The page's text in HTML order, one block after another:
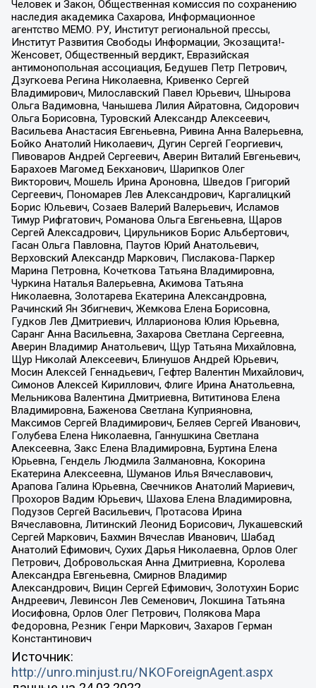
Человек и Закон, Общественная комиссия по сохранению
наследия академика Сахарова, Информационное
агентство МЕМО. РУ, Институт региональной прессы,
Институт Развития Свободы Информации, Экозащита!-
Женсовет, Общественный вердикт, Евразийская
антимонопольная ассоциация, Бедушев Петр Петрович,
Дзугкоева Регина Николаевна, Кривенко Сергей
Владимирович, Милославский Павел Юрьевич, Шнырова
Ольга Вадимовна, Чанышева Лилия Айратовна, Сидорович
Ольга Борисовна, Туровский Александр Алексеевич,
Васильева Анастасия Евгеньевна, Ривина Анна Валерьевна,
Бойко Анатолий Николаевич, Дугин Сергей Георгиевич,
Пивоваров Андрей Сергеевич, Аверин Виталий Евгеньевич,
Барахоев Магомед Бекханович, Шарипков Олег
Викторович, Мошель Ирина Ароновна, Шведов Григорий
Сергеевич, Пономарев Лев Александрович, Каргалицкий
Борис Юльевич, Созаев Валерий Валерьевич, Исламов
Тимур Рифгатович, Романова Ольга Евгеньевна, Щаров
Сергей Алексадрович, Цирульников Борис Альбертович,
Гасан Ольга Павловна, Паутов Юрий Анатольевич,
Верховский Александр Маркович, Пислакова-Паркер
Марина Петровна, Кочеткова Татьяна Владимировна,
Чуркина Наталья Валерьевна, Акимова Татьяна
Николаевна, Золотарева Екатерина Александровна,
Рачинский Ян Збигневич, Жемкова Елена Борисовна,
Гудков Лев Дмитриевич, Илларионова Юлия Юрьевна,
Саранг Анна Васильевна, Захарова Светлана Сергеевна,
Аверин Владимир Анатольевич, Щур Татьяна Михайловна,
Щур Николай Алексеевич, Блинушов Андрей Юрьевич,
Мосин Алексей Геннадьевич, Гефтер Валентин Михайлович,
Симонов Алексей Кириллович, Флиге Ирина Анатольевна,
Мельникова Валентина Дмитриевна, Вититинова Елена
Владимировна, Баженова Светлана Куприяновна,
Максимов Сергей Владимирович, Беляев Сергей Иванович,
Голубева Елена Николаевна, Ганнушкина Светлана
Алексеевна, Закс Елена Владимировна, Буртина Елена
Юрьевна, Гендель Людмила Залмановна, Кокорина
Екатерина Алексеевна, Шуманов Илья Вячеславович,
Арапова Галина Юрьевна, Свечников Анатолий Мариевич,
Прохоров Вадим Юрьевич, Шахова Елена Владимировна,
Подузов Сергей Васильевич, Протасова Ирина
Вячеславовна, Литинский Леонид Борисович, Лукашевский
Сергей Маркович, Бахмин Вячеслав Иванович, Шабад
Анатолий Ефимович, Сухих Дарья Николаевна, Орлов Олег
Петрович, Добровольская Анна Дмитриевна, Королева
Александра Евгеньевна, Смирнов Владимир
Александрович, Вицин Сергей Ефимович, Золотухин Борис
Андреевич, Левинсон Лев Семенович, Локшина Татьяна
Иосифовна, Орлов Олег Петрович, Полякова Мара
Федоровна, Резник Генри Маркович, Захаров Герман
Константинович
Источник:
http://unro.minjust.ru/NKOForeignAgent.aspx